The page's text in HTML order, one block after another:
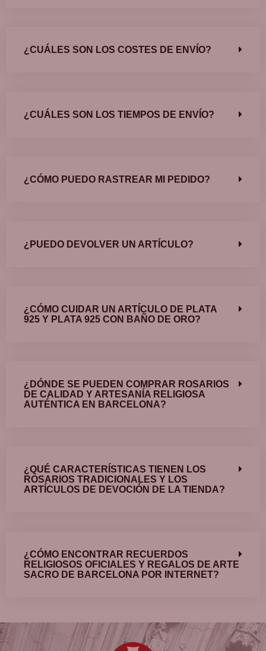
¿CUÁLES SON LOS COSTES DE ENVÍO?
¿CUÁLES SON LOS TIEMPOS DE ENVÍO?
¿CÓMO PUEDO RASTREAR MI PEDIDO?
¿PUEDO DEVOLVER UN ARTÍCULO?
¿CÓMO CUIDAR UN ARTÍCULO DE PLATA
925 Y PLATA 925 CON BAÑO DE ORO?
¿DÓNDE SE PUEDEN COMPRAR ROSARIOS
DE CALIDAD Y ARTESANÍA RELIGIOSA
AUTÉNTICA EN BARCELONA?
¿QUÉ CARACTERÍSTICAS TIENEN LOS
ROSARIOS TRADICIONALES Y LOS
ARTÍCULOS DE DEVOCIÓN DE LA TIENDA?
¿CÓMO ENCONTRAR RECUERDOS
RELIGIOSOS OFICIALES Y REGALOS DE ARTE
SACRO DE BARCELONA POR INTERNET?